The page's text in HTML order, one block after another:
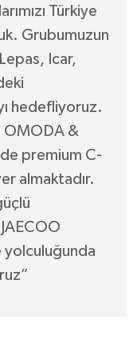
Türkiye
Grubumuzun
Icar,
hedefliyoruz.
OMODA &
premium C-
almaktadır.
yolculuğunda